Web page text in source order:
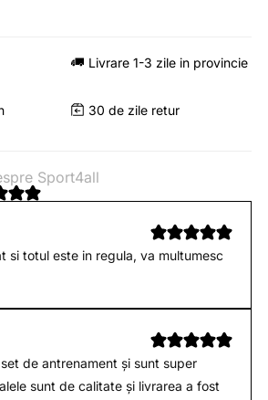
Livrare 1-3 zile in provincie
30 de zile retur
Sport4all
si totul este in regula, va multumesc
de antrenament și sunt super
sunt de calitate și livrarea a fost